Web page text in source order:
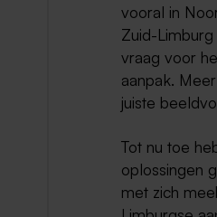
vooral in
Zuid-
vraag voor
aanpak.
juiste
Tot nu toe
oplossingen
met zich